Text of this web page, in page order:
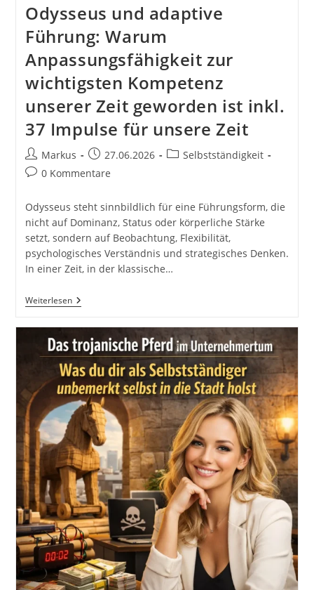
Odysseus und adaptive
Führung: Warum
Anpassungsfähigkeit zur
wichtigsten Kompetenz
unserer Zeit geworden ist inkl.
37 Impulse für unsere Zeit
Beitrags-
Autor:
Markus
Beitrag
veröffentlicht:
27.06.2026
Beitrags-
Selbstständigkeit
Beitrags-
0 Kommentare
Odysseus steht sinnbildlich für eine Führungsform, die
nicht auf Dominanz, Status oder körperliche Stärke
setzt, sondern auf Beobachtung, Flexibilität,
psychologisches Verständnis und strategisches Denken.
In einer Zeit, in der klassische…
WeiterlesenOdysseus
Und
Warum
Anpassungsfähigkeit
Zur
Wichtigsten
Kompetenz
Unserer
Zeit
Geworden
Ist
Inkl.
37
Impulse
Für
Unsere
Zeit